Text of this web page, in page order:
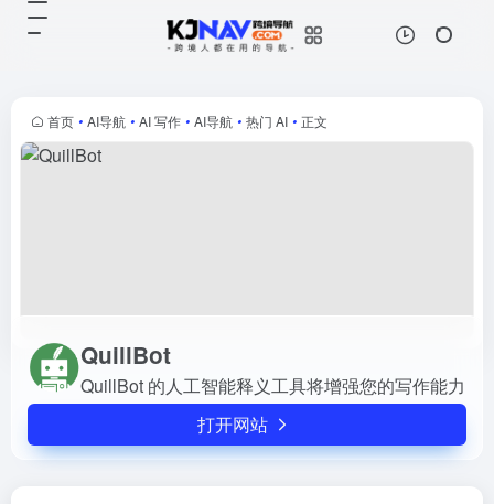
首页 • AI导航 • AI 写作 • AI导航 • 热门 AI • 正文
QuillBot
QuillBot 的人工智能释义工具将增强您的写作能力
打开网站